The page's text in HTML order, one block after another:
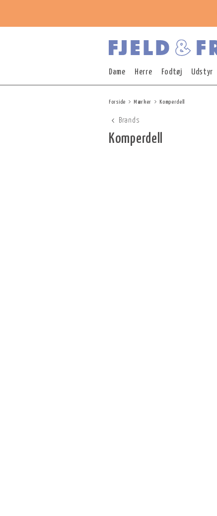
Dame Herre Fodtøj Udstyr
Forside Mærker Komperdell
Brands
Komperdell